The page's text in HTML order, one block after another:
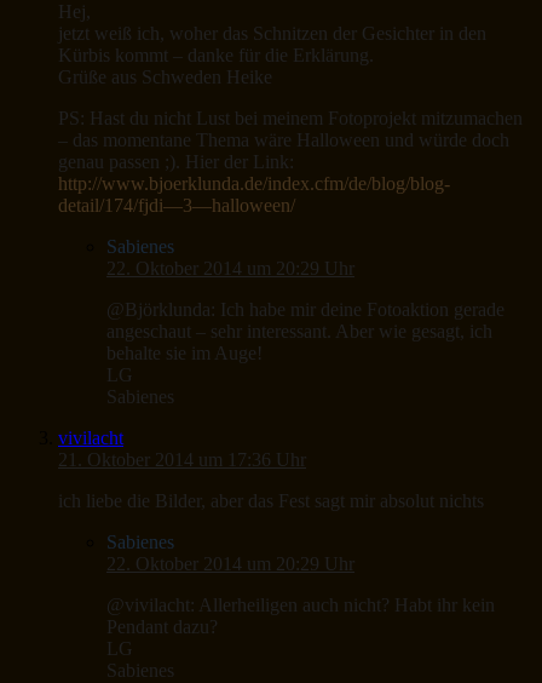
Hej,
jetzt weiß ich, woher das Schnitzen der Gesichter in den
Kürbis kommt – danke für die Erklärung.
Grüße aus Schweden Heike
PS: Hast du nicht Lust bei meinem Fotoprojekt mitzumachen
– das momentane Thema wäre Halloween und würde doch
genau passen ;). Hier der Link:
http://www.bjoerklunda.de/index.cfm/de/blog/blog-
detail/174/fjdi—3—halloween/
Sabienes
22. Oktober 2014 um 20:29 Uhr
@Björklunda: Ich habe mir deine Fotoaktion gerade
angeschaut – sehr interessant. Aber wie gesagt, ich
behalte sie im Auge!
LG
Sabienes
vivilacht
21. Oktober 2014 um 17:36 Uhr
ich liebe die Bilder, aber das Fest sagt mir absolut nichts
Sabienes
22. Oktober 2014 um 20:29 Uhr
@vivilacht: Allerheiligen auch nicht? Habt ihr kein
Pendant dazu?
LG
Sabienes